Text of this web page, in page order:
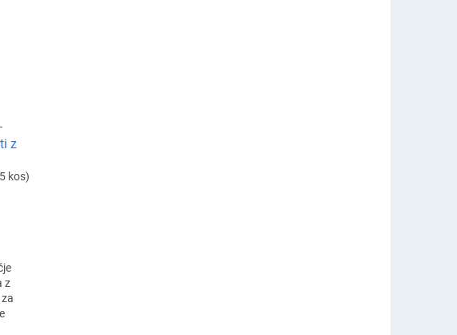
z
kos)
z